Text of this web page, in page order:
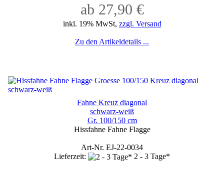
ab 27,90 €
inkl. 19% MwSt, zzgl. Versand
Zu den Artikeldetails ...
Fahne Kreuz diagonal
schwarz-weiß
Gr. 100/150 cm
Hissfahne Fahne Flagge
Art-Nr. EJ-22-0034
Lieferzeit:
2 - 3 Tage*